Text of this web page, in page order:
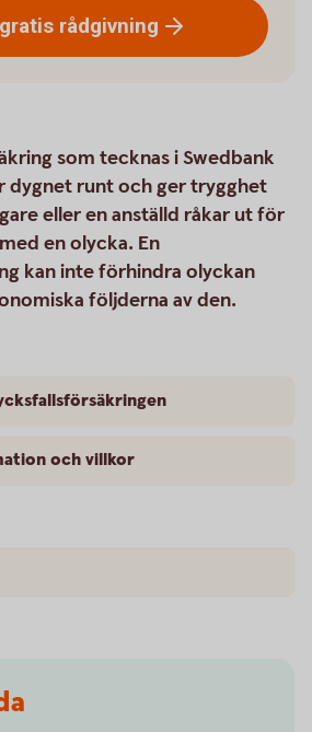
rådgivning
som tecknas i Swedbank
dygnet runt och ger trygghet
eller en anställd råkar ut för
en olycka. En
kan inte förhindra olyckan
följderna av den.
och villkor